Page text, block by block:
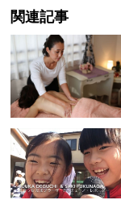
関連記事